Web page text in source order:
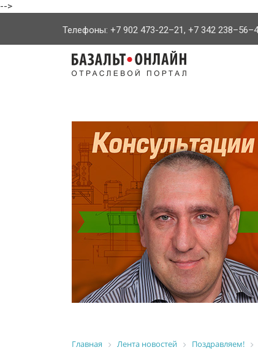
-->
Телефоны: +7 902 473-22–21, +7 342
Главная Лента новостей Поздравляем!